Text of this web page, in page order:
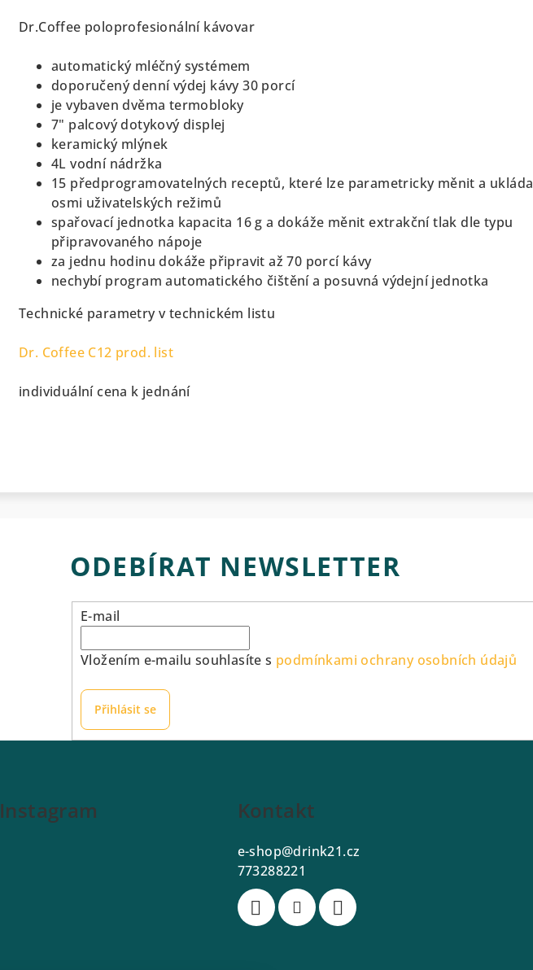
Dr.Coffee poloprofesionální kávovar
automatický mléčný systémem
doporučený denní výdej kávy 30 porcí
je vybaven dvěma termobloky
7" palcový dotykový displej
keramický mlýnek
4L vodní nádržka
15 předprogramovatelných receptů, které lze parametricky měnit a
osmi uživatelských režimů
spařovací jednotka kapacita 16 g a dokáže měnit extrakční tlak dle typu
připravovaného nápoje
za jednu hodinu dokáže připravit až 70 porcí kávy
nechybí program automatického čištění a posuvná výdejní jednotka
Technické parametry v technickém listu
Dr. Coffee C12 prod. list
individuální cena k jednání
ODEBÍRAT NEWSLETTER
E-mail
Vložením e-mailu souhlasíte s podmínkami ochrany osobních údajů
Přihlásit se
Instagram Kontakt
e-shop@drink21.cz
773288221